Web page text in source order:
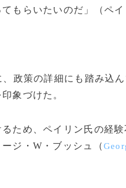
もらいたいのだ」（ペイ
政策の詳細にも踏み込
象づけた。
ため、ペイリン氏の経験
ジ・W・ブッシュ（